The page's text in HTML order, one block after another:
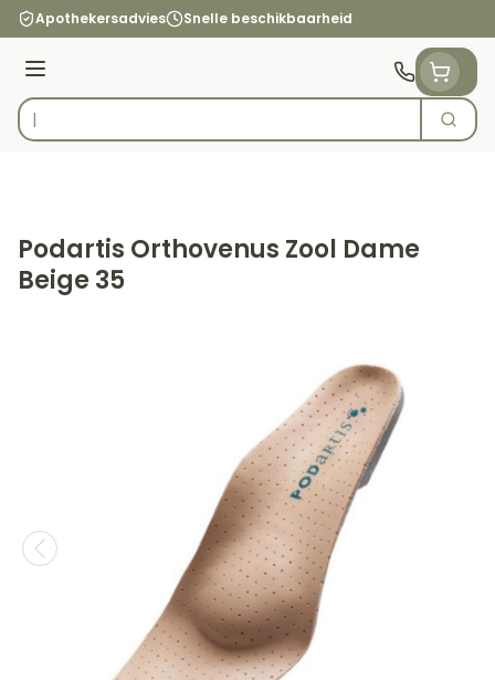
Ga naar de inhoud
Apothekersadvies Snelle beschikbaarheid
Menu
Product, merk, categorie...
Zoek
Podartis Orthovenus Zool Dame
Beige 35